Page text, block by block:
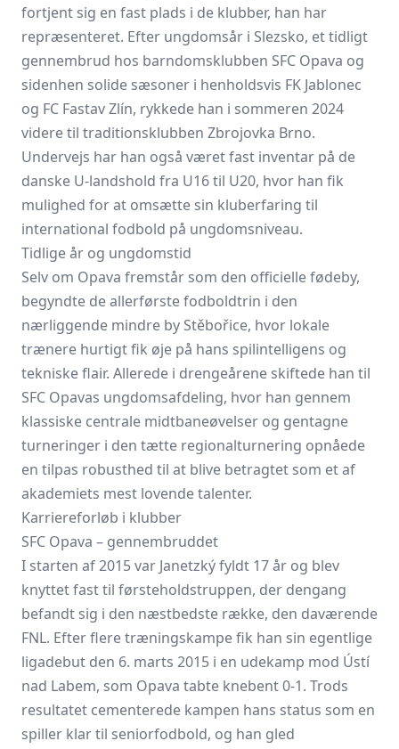
fortjent sig en fast plads i de klubber, han har
repræsenteret. Efter ungdomsår i Slezsko, et tidligt
gennembrud hos barndomsklubben SFC Opava og
sidenhen solide sæsoner i henholdsvis FK Jablonec
og FC Fastav Zlín, rykkede han i sommeren 2024
videre til traditionsklubben Zbrojovka Brno.
Undervejs har han også været fast inventar på de
danske U-landshold fra U16 til U20, hvor han fik
mulighed for at omsætte sin kluberfaring til
international fodbold på ungdomsniveau.
Tidlige år og ungdomstid
Selv om Opava fremstår som den officielle fødeby,
begyndte de allerførste fodboldtrin i den
nærliggende mindre by Stěbořice, hvor lokale
trænere hurtigt fik øje på hans spilintelligens og
tekniske flair. Allerede i drengeårene skiftede han til
SFC Opavas ungdomsafdeling, hvor han gennem
klassiske centrale midtbaneøvelser og gentagne
turneringer i den tætte regionalturnering opnåede
en tilpas robusthed til at blive betragtet som et af
akademiets mest lovende talenter.
Karriereforløb i klubber
SFC Opava – gennembruddet
I starten af 2015 var Janetzký fyldt 17 år og blev
knyttet fast til førsteholdstruppen, der dengang
befandt sig i den næstbedste række, den daværende
FNL. Efter flere træningskampe fik han sin egentlige
ligadebut den 6. marts 2015 i en udekamp mod Ústí
nad Labem, som Opava tabte knebent 0-1. Trods
resultatet cementerede kampen hans status som en
spiller klar til seniorfodbold, og han gled